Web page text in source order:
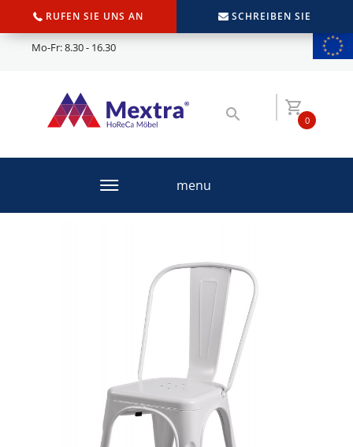
RUFEN SIE UNS AN SCHREIBEN SIE
Mo-Fr: 8.30 - 16.30
0
menu